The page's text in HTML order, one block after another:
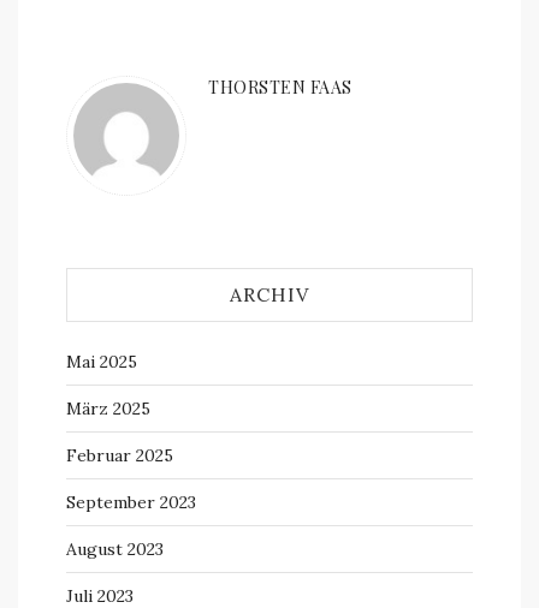
THORSTEN FAAS
ARCHIV
Mai 2025
März 2025
Februar 2025
September 2023
August 2023
Juli 2023